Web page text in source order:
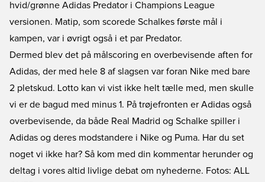
hvid/grønne Adidas Predator i Champions League
versionen. Matip, som scorede Schalkes første mål i
kampen, var i øvrigt også i et par Predator.
Dermed blev det på målscoring en overbevisende aften for
Adidas, der med hele 8 af slagsen var foran Nike med bare
2 pletskud. Lotto kan vi vist ikke helt tælle med, men skulle
vi er de bagud med minus 1. På trøjefronten er Adidas også
overbevisende, da både Real Madrid og Schalke spiller i
Adidas og deres modstandere i Nike og Puma. Har du set
noget vi ikke har? Så kom med din kommentar herunder og
deltag i vores altid livlige debat om nyhederne. Fotos: ALL